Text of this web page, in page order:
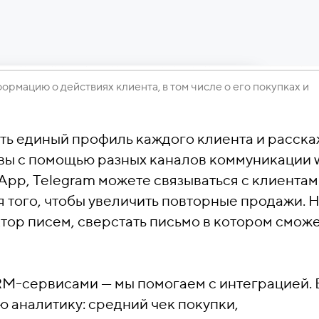
о действиях клиента, в том числе о его покупках и
единый профиль каждого клиента и
с помощью разных каналов коммуникации
Telegram можете связываться с
чтобы увеличить повторные продажи.
писем, сверстать письмо в котором
сервисами — мы помогаем с
аналитику: средний чек покупки,